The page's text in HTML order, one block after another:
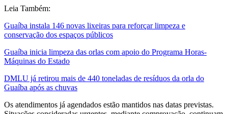
Leia Também:
Guaíba instala 146 novas lixeiras para reforçar limpeza e
conservação dos espaços públicos
Guaíba inicia limpeza das orlas com apoio do Programa Horas-
Máquinas do Estado
DMLU já retirou mais de 440 toneladas de resíduos da orla do
Guaíba após as chuvas
Os atendimentos já agendados estão mantidos nas datas previstas.